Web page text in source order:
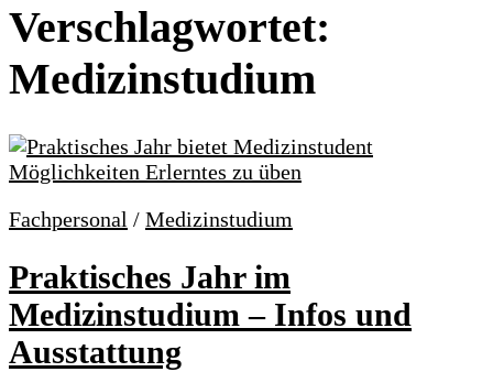
Verschlagwortet:
Medizinstudium
Fachpersonal / Medizinstudium
Praktisches Jahr im
Medizinstudium – Infos und
Ausstattung